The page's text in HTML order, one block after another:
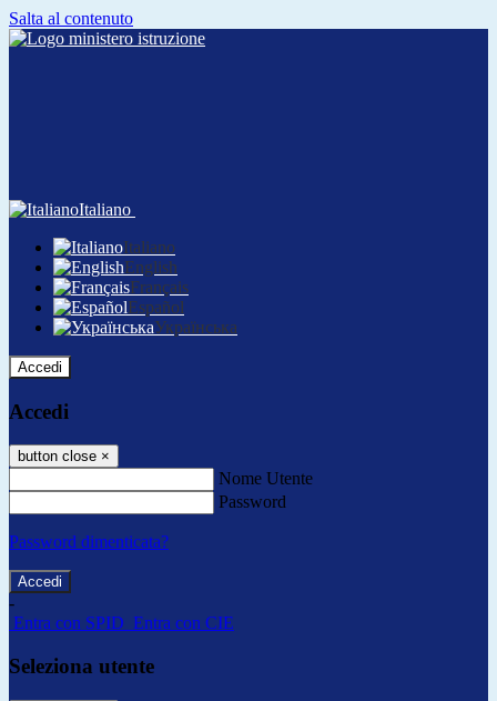
Salta al contenuto
Italiano
Italiano
English
Français
Español
Українська
Accedi
Accedi
button close ×
Nome Utente
Password
Password dimenticata?
-
Entra con SPID Entra con CIE
Seleziona utente